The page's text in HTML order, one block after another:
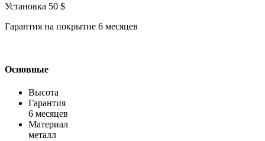
Установка 50 $
Гарантия на покрытие 6 месяцев
Основные
Высота
Гарантия
6 месяцев
Материал
металл